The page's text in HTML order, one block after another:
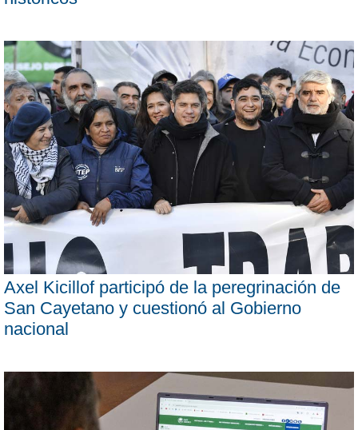
Axel Kicillof participó de la peregrinación de
San Cayetano y cuestionó al Gobierno
nacional